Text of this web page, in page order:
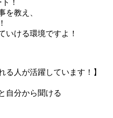
！
を教え、
いける環境ですよ！
る人が活躍しています！】
自分から聞ける